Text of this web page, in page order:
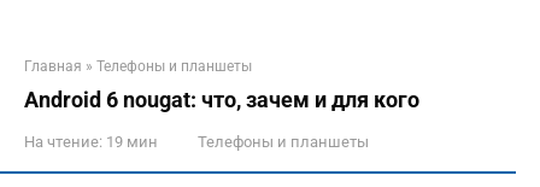
Главная » Телефоны и планшеты
Android 6 nougat: что, зачем и для кого
На чтение: 19 мин Телефоны и планшеты